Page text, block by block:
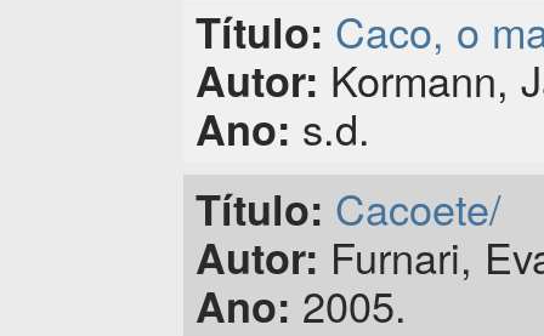
Título: Caco, o
Autor: Kormann,
Ano: s.d.
Título: Cacoete/
Autor: Furnari,
Ano: 2005.